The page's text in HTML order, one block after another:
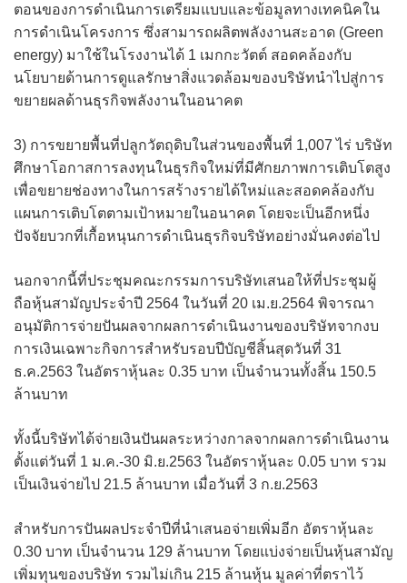
ตอนของการดำเนินการเตรียมแบบและข้อมูลทางเทคนิคใน
การดำเนินโครงการ ซึ่งสามารถผลิตพลังงานสะอาด (Green
energy) มาใช้ในโรงงานได้ 1 เมกกะวัตต์ สอดคล้องกับ
นโยบายด้านการดูแลรักษาสิ่งแวดล้อมของบริษัทนำไปสู่การ
ขยายผลด้านธุรกิจพลังงานในอนาคต
3) การขยายพื้นที่ปลูกวัตถุดิบในส่วนของพื้นที่ 1,007 ไร่ บริษัท
ศึกษาโอกาสการลงทุนในธุรกิจใหม่ที่มีศักยภาพการเติบโตสูง
เพื่อขยายช่องทางในการสร้างรายได้ใหม่และสอดคล้องกับ
แผนการเติบโตตามเป้าหมายในอนาคต โดยจะเป็นอีกหนึ่ง
ปัจจัยบวกที่เกื้อหนุนการดำเนินธุรกิจบริษัทอย่างมั่นคงต่อไป
นอกจากนี้ที่ประชุมคณะกรรมการบริษัทเสนอให้ที่ประชุมผู้
ถือหุ้นสามัญประจำปี 2564 ในวันที่ 20 เม.ย.2564 พิจารณา
อนุมัติการจ่ายปันผลจากผลการดำเนินงานของบริษัทจากงบ
การเงินเฉพาะกิจการสำหรับรอบปีบัญชีสิ้นสุดวันที่ 31
ธ.ค.2563 ในอัตราหุ้นละ 0.35 บาท เป็นจำนวนทั้งสิ้น 150.5
ล้านบาท
ทั้งนี้บริษัทได้จ่ายเงินปันผลระหว่างกาลจากผลการดำเนินงาน
ตั้งแต่วันที่ 1 ม.ค.-30 มิ.ย.2563 ในอัตราหุ้นละ 0.05 บาท รวม
เป็นเงินจ่ายไป 21.5 ล้านบาท เมื่อวันที่ 3 ก.ย.2563
สำหรับการปันผลประจำปีที่นำเสนอจ่ายเพิ่มอีก อัตราหุ้นละ
0.30 บาท เป็นจำนวน 129 ล้านบาท โดยแบ่งจ่ายเป็นหุ้นสามัญ
เพิ่มทุนของบริษัท รวมไม่เกิน 215 ล้านหุ้น มูลค่าที่ตราไว้